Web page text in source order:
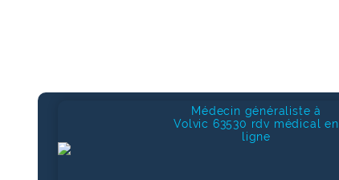
Médecin généraliste à
Volvic 63530 rdv médical en
ligne